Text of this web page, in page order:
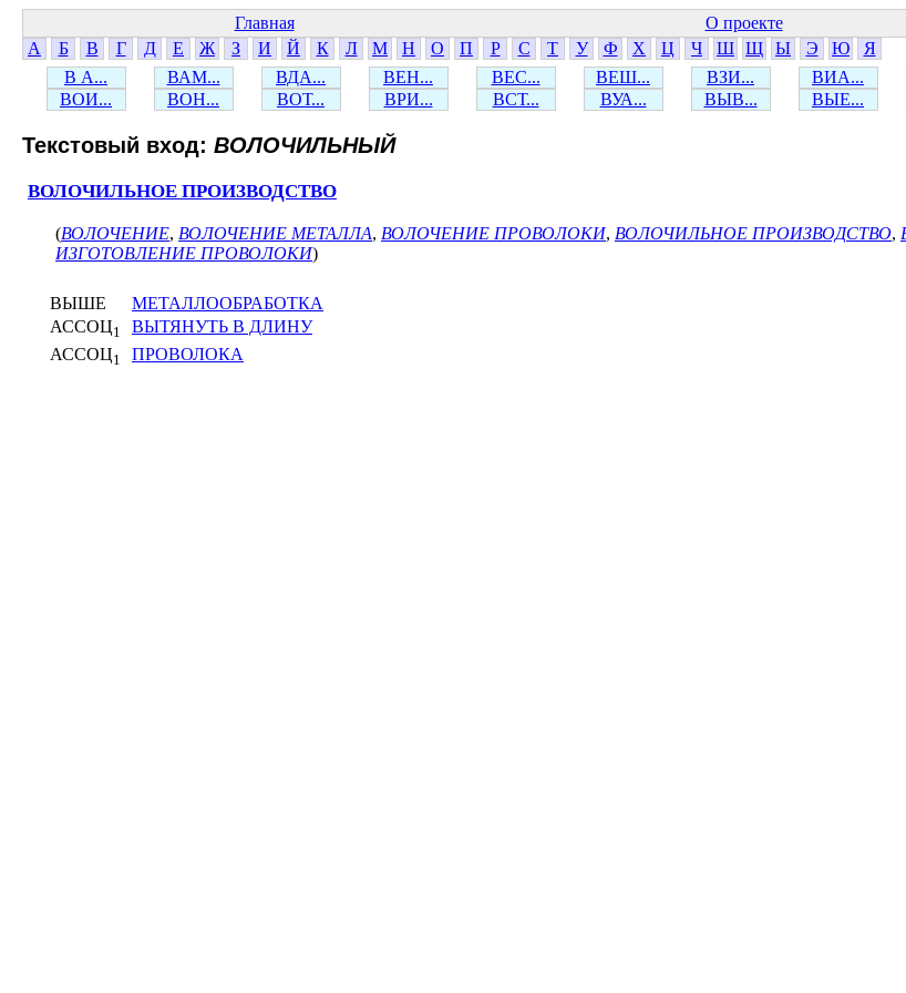
Главная О проекте
А
Б В Г Д Е Ж З И Й К Л М Н О П Р С Т У Ф Х Ц Ч Ш Щ Ы Э Ю
Я
В А...
ВАМ... ВДА... ВЕН... ВЕС... ВЕШ... ВЗИ... ВИА...
ВОИ...
ВОН... ВОТ... ВРИ... ВСТ... ВУА... ВЫВ... ВЫЕ...
Текстовый вход: ВОЛОЧИЛЬНЫЙ
ВОЛОЧИЛЬНОЕ ПРОИЗВОДСТВО
(ВОЛОЧЕНИЕ, ВОЛОЧЕНИЕ МЕТАЛЛА, ВОЛОЧЕНИЕ ПРОВОЛОКИ, ВОЛОЧИЛЬНОЕ ПРОИЗВОДСТВО,
ИЗГОТОВЛЕНИЕ ПРОВОЛОКИ)
ВЫШЕ
МЕТАЛЛООБРАБОТКА
АССОЦ1
ВЫТЯНУТЬ В ДЛИНУ
АССОЦ1 ПРОВОЛОКА